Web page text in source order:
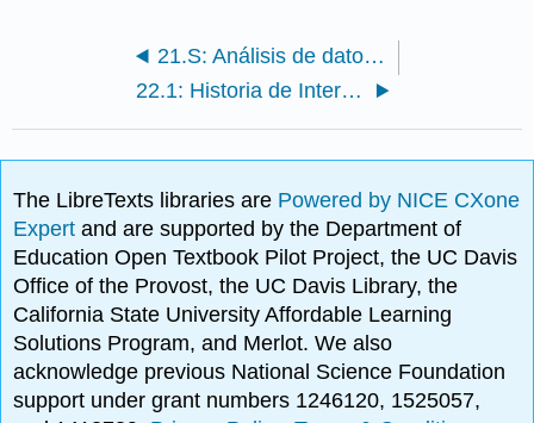
21.S: Análisis de datos (Resumen)
22.1: Historia de Internet
The LibreTexts libraries are Powered by NICE CXone
Expertand are supported by the Department of
Education Open Textbook Pilot Project, the UC Davis
Office of the Provost, the UC Davis Library, the
California State University Affordable Learning
Solutions Program, and Merlot. We also
acknowledge previous National Science Foundation
support under grant numbers 1246120, 1525057,